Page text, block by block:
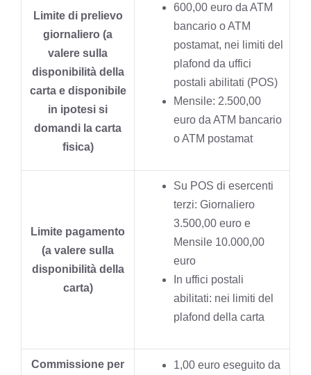
Limite di prelievo
giornaliero (a
valere sulla
disponibilità della
carta e disponibile
in ipotesi si
domandi la carta
fisica)
600,00 euro da ATM
bancario o ATM
postamat, nei limiti del
plafond da uffici
postali abilitati (POS)
Mensile: 2.500,00
euro da ATM bancario
o ATM postamat
Limite pagamento
(a valere sulla
disponibilità della
carta)
Su POS di esercenti
terzi: Giornaliero
3.500,00 euro e
Mensile 10.000,00
euro
In uffici postali
abilitati: nei limiti del
plafond della carta
Commissione per
1,00 euro eseguito da